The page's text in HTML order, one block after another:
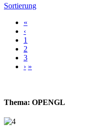
Sortierung
«
‹
1
2
3
› »
Thema: OPENGL